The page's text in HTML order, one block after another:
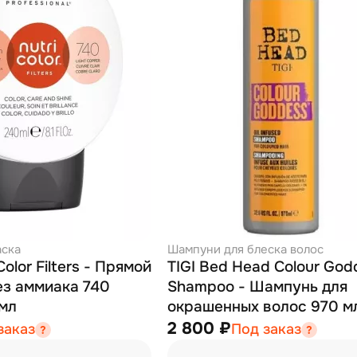
Filters - Прямой
аммиака 740
Шампуни для блеска волос
TIGI Bed Head Colour
Shampoo - Шампунь для
окрашенных волос 970
2 800 ₽Под заказ